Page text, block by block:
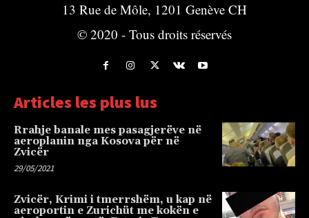
13 Rue de Môle, 1201 Genève CH
© 2020 - Tous droits réservés
Articles les plus lus
Rrahje banale mes pasagjerëve në
aeroplanin nga Kosova për në
Zvicër
29/05/2021
Zvicër, Krimi i tmerrshëm, u kap në
aeroportin e Zurichüt me kokën e